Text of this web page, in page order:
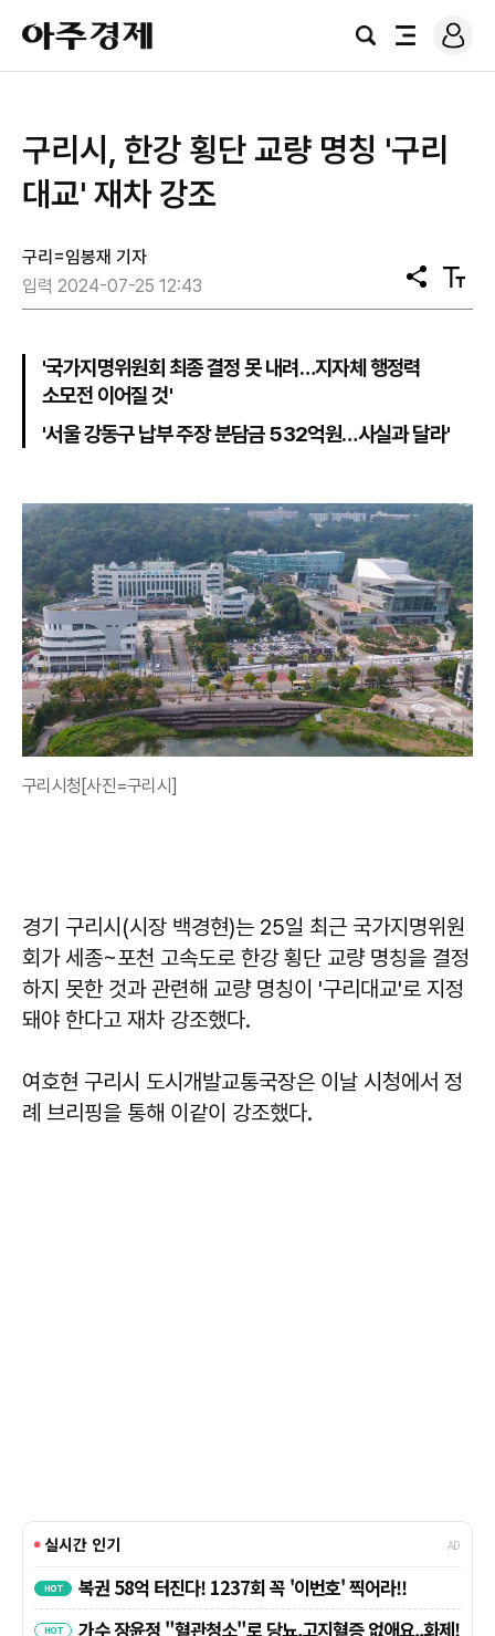
아
주
경
검
전
로
그
구리시, 한강 횡단 교량 명칭 '구리
대교' 재차 강조
구리=임봉재 기자
입력 2024-07-25 12:43
공
유
텍
스
'국가지명위원회 최종 결정 못 내려…지자체 행정력
소모전 이어질 것'
'서울 강동구 납부 주장 분담금 532억원…사실과 달라'
구리시청[사진=구리시]
경기 구리시(시장 백경현)는 25일 최근 국가지명위원
회가 세종~포천 고속도로 한강 횡단 교량 명칭을 결정
하지 못한 것과 관련해 교량 명칭이 '구리대교'로 지정
돼야 한다고 재차 강조했다.
여호현 구리시 도시개발교통국장은 이날 시청에서 정
례 브리핑을 통해 이같이 강조했다.